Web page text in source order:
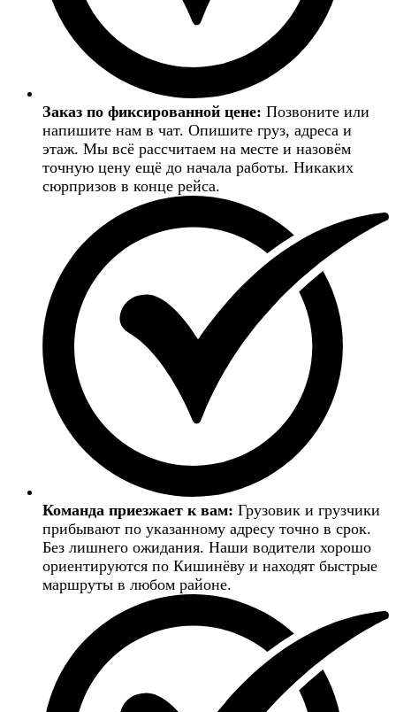
Заказ по фиксированной цене: Позвоните или
напишите нам в чат. Опишите груз, адреса и
этаж. Мы всё рассчитаем на месте и назовём
точную цену ещё до начала работы. Никаких
сюрпризов в конце рейса.
Команда приезжает к вам: Грузовик и грузчики
прибывают по указанному адресу точно в срок.
Без лишнего ожидания. Наши водители хорошо
ориентируются по Кишинёву и находят быстрые
маршруты в любом районе.